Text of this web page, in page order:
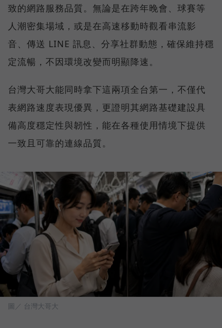
致的網路服務品質。無論是在跨年晚會、球賽等
人潮密集場域，或是在高速移動時觀看串流影
音、傳送 LINE 訊息、分享社群動態，確保維持穩
定流暢，不因環境改變而明顯降速。
台灣大哥大能同時拿下這兩項全台第一，不僅代
表網路速度表現優異，更證明其網路基礎建設具
備高度穩定性與韌性，能在各種使用情境下提供
一致且可靠的連線品質。
圖／ 台灣大哥大